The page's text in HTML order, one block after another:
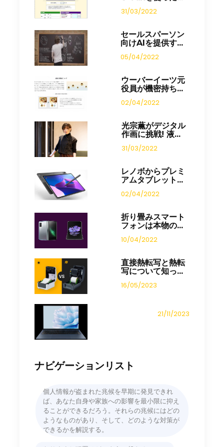
31/03/2022
セールスパーソン
向けAIを提供す...
05/04/2022
ウーバーイーツ元
役員が機密持ち...
02/04/2022
光宗薫がデジタル
作画に挑戦! 液...
31/03/2022
レノボからプレミ
アムタブレット...
02/04/2022
折り畳みスマート
フォンは本物の...
10/04/2022
直接熱転写と熱転
写について知っ...
16/05/2023
21/11/2023
ナビゲーションリスト
個人情報が盗まれた兆候を早期に発見できれ
ば、あなた自身や家族への影響を最小限に抑え
ることができるだろう。それらの兆候にはどの
ようなものがあり、そして、どのような対策が
できるかを解説する。